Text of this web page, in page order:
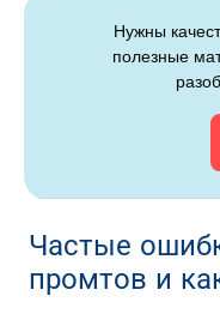
Нужны
полезные
Частые
промтов и